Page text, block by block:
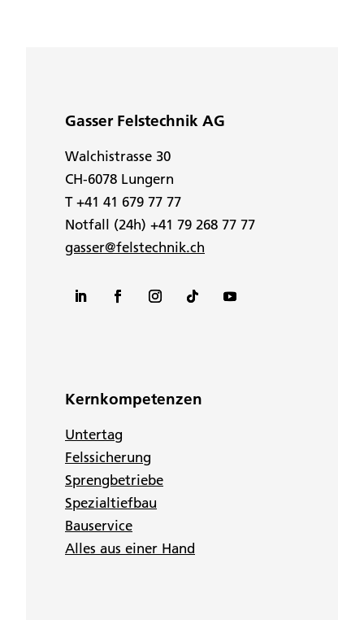
Gasser Felstechnik AG
Walchistrasse 30
CH-6078 Lungern
T +41 41 679 77 77
Notfall (24h) +41 79 268 77 77
gasser@felstechnik.ch
Kernkompetenzen
Untertag
Felssicherung
Sprengbetriebe
Spezialtiefbau
Bauservice
Alles aus einer Hand